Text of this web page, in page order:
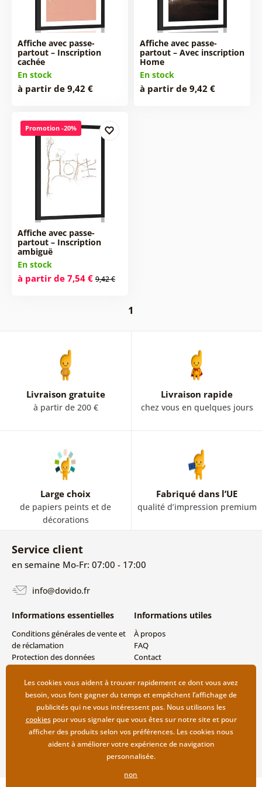
Affiche avec passe-
partout – Inscription
cachée
En stock
à partir de 9,42 €
Affiche avec passe-
partout – Avec inscription
Home
En stock
à partir de 9,42 €
Promotion -20%
Affiche avec passe-
partout – Inscription
ambiguë
En stock
à partir de 7,54 € 9,42 €
1
Livraison gratuite
à partir de 200 €
Livraison rapide
chez vous en quelques jours
Large choix
de papiers peints et de
décorations
Fabriqué dans l’UE
qualité d’impression premium
Service client
en semaine Mo-Fr: 07:00 - 17:00
info@dovido.fr
Informations essentielles
Conditions générales de vente et
de réclamation
Protection des données
Modes de livraison et de
paiement
Retour des produits
Informations utiles
À propos
FAQ
Contact
Les cookies vous aident à trouver rapidement ce dont vous avez
besoin, vous font gagner du temps et empêchent l’affichage de
publicités qui ne vous intéressent pas. Nous utilisons les
cookiespour vous signaler que vous êtes sur notre site et pour
afficher des produits selon vos préférences. Les cookies nous
aident à améliorer votre expérience de navigation
personnalisée.
non